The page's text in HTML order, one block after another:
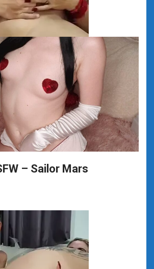
– Sailor Mars